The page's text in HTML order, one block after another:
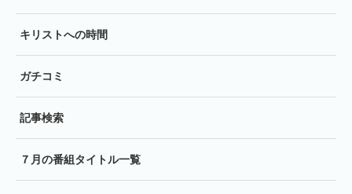
キリストへの時間
ガチコミ
記事検索
７月の番組タイトル一覧